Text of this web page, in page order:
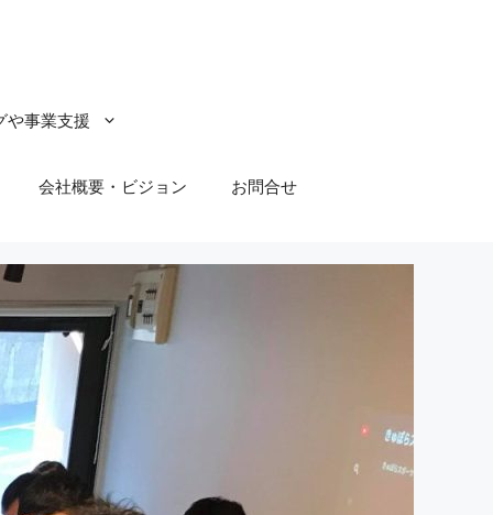
や事業支援
会社概要・ビジョン お問合せ